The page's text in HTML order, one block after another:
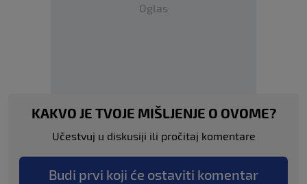
Oglas
KAKVO JE TVOJE MIŠLJENJE O OVOME?
Učestvuj u diskusiji ili pročitaj komentare
Budi prvi koji će ostaviti komentar